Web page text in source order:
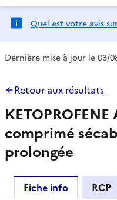
Quel est votre avis
Dernière mise à jour le 03/
Retour aux résultats
comprimé
prolongée
Fiche info RCP